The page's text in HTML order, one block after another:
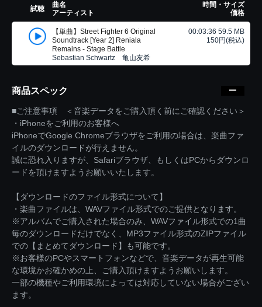
試聴
曲名
アーティスト
時間・サイズ
価格
【単曲】Street Fighter 6 Original
Soundtrack [Year 2] Reniala
Remains - Stage Battle
Sebastian Schwartz 亀山友希
00:03:36 59.5 MB
150円(税込)
商品スペック
■ご注意事項 ＜音楽データをご購入頂く前にご確認ください＞
・iPhoneをご利用のお客様へ
iPhoneでGoogle Chromeブラウザをご利用の場合は、楽曲ファ
イルのダウンロードが行えません。
誠に恐れ入りますが、Safariブラウザ、もしくはPCからダウンロ
ードを頂けますようお願いいたします。
【ダウンロードのファイル形式について】
・楽曲ファイルは、WAVファイル形式でのご提供となります。
※アルバムでご購入された場合のみ、WAVファイル形式での1曲
毎のダウンロードだけでなく、MP3ファイル形式のZIPファイル
での【まとめてダウンロード】も可能です。
※お客様のPCやスマートフォンなどで、音楽データが再生可能
な環境かお確かめの上、ご購入頂けますようお願いします。
一部の機種やご利用環境によっては対応していない場合がござい
ます。